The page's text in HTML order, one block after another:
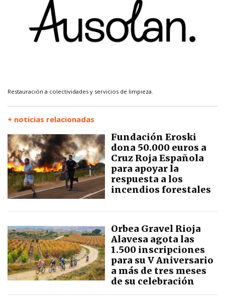
Restauración a colectividades y servicios de limpieza.
+ noticias relacionadas
Fundación Eroski
dona 50.000 euros a
Cruz Roja Española
para apoyar la
respuesta a los
incendios forestales
Orbea Gravel Rioja
Alavesa agota las
1.500 inscripciones
para su V Aniversario
a más de tres meses
de su celebración